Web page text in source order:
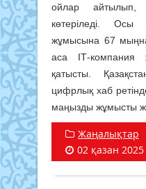
ойлар айтылып,
көтеріледі.
жұмысына 67
аса ІТ-компания
қатысты.
цифрлық хаб
маңызды жұмысты
Жаңалықтар
02 қазан